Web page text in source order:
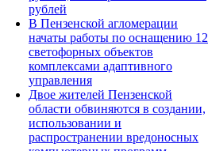
рублей
В Пензенской агломерации
начаты работы по оснащению 12
светофорных объектов
комплексами адаптивного
управления
Двое жителей Пензенской
области обвиняются в создании,
использовании и
распространении вредоносных